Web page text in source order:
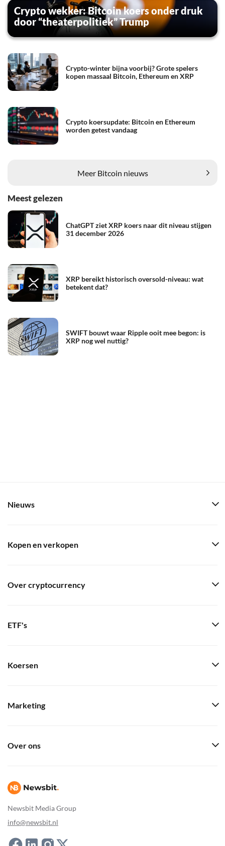
Crypto wekker: Bitcoin koers onder druk
door “theaterpolitiek” Trump
Crypto-winter bijna voorbij? Grote spelers
kopen massaal Bitcoin, Ethereum en XRP
Crypto koersupdate: Bitcoin en Ethereum
worden getest vandaag
Meer Bitcoin nieuws
Meest gelezen
ChatGPT ziet XRP koers naar dit niveau stijgen
31 december 2026
XRP bereikt historisch oversold-niveau: wat
betekent dat?
SWIFT bouwt waar Ripple ooit mee begon: is
XRP nog wel nuttig?
Newsbit Media Group
info@newsbit.nl
Nieuws
Kopen en verkopen
Over cryptocurrency
ETF's
Koersen
Marketing
Over ons